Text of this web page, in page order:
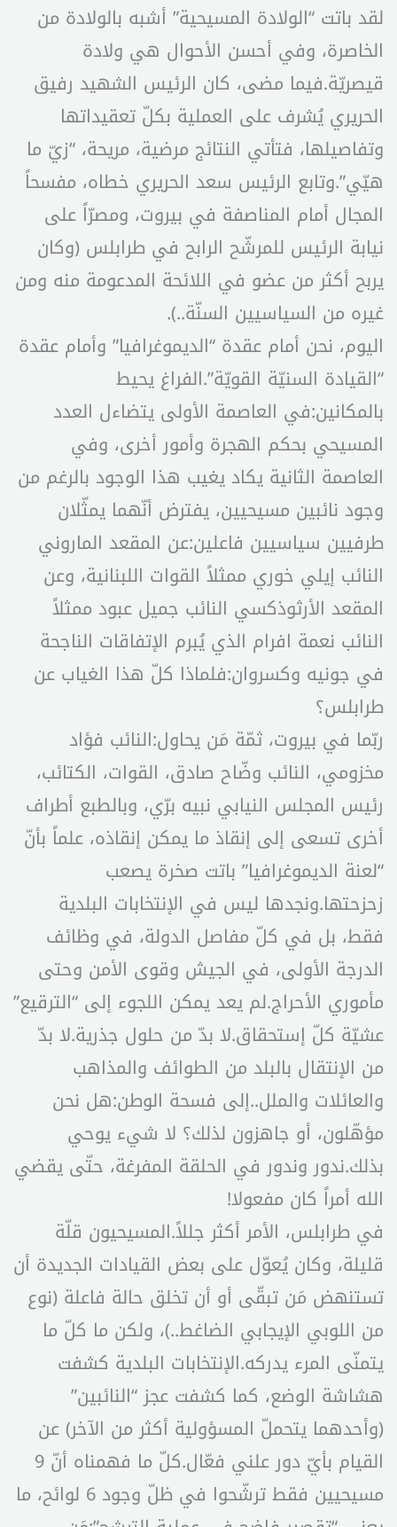
لقد باتت “الولادة المسيحية” أشبه بالولادة من
الخاصرة، وفي أحسن الأحوال هي ولادة
قيصريّة.فيما مضى، كان الرئيس الشهيد رفيق
الحريري يُشرف على العملية بكلّ تعقيداتها
وتفاصيلها، فتأتي النتائج مرضية، مريحة، “زيّ ما
هيّي”.وتابع الرئيس سعد الحريري خطاه، مفسحاً
المجال أمام المناصفة في بيروت، ومصرّاً على
نيابة الرئيس للمرشّح الرابح في طرابلس (وكان
يربح أكثر من عضو في اللائحة المدعومة منه ومن
غيره من السياسيين السنّة..).
اليوم، نحن أمام عقدة “الديموغرافيا” وأمام عقدة
“القيادة السنيّة القويّة”.الفراغ يحيط
بالمكانين:في العاصمة الأولى يتضاءل العدد
المسيحي بحكم الهجرة وأمور أخرى، وفي
العاصمة الثانية يكاد يغيب هذا الوجود بالرغم من
وجود نائبين مسيحيين، يفترض أنّهما يمثّلان
طرفيين سياسيين فاعلين:عن المقعد الماروني
النائب إيلي خوري ممثلاً القوات اللبنانية، وعن
المقعد الأرثوذكسي النائب جميل عبود ممثلاً
النائب نعمة افرام الذي يُبرم الإتفاقات الناجحة
في جونيه وكسروان:فلماذا كلّ هذا الغياب عن
طرابلس؟
ربّما في بيروت، ثمّة مَن يحاول:النائب فؤاد
مخزومي، النائب وضّاح صادق، القوات، الكتائب،
رئيس المجلس النيابي نبيه برّي، وبالطبع أطراف
أخرى تسعى إلى إنقاذ ما يمكن إنقاذه، علماً بأنّ
“لعنة الديموغرافيا” باتت صخرة يصعب
زحزحتها.ونجدها ليس في الإنتخابات البلدية
فقط، بل في كلّ مفاصل الدولة، في وظائف
الدرجة الأولى، في الجيش وقوى الأمن وحتى
مأموري الأحراج.لم يعد يمكن اللجوء إلى “الترقيع”
عشيّة كلّ إستحقاق.لا بدّ من حلول جذرية.لا بدّ
من الإنتقال بالبلد من الطوائف والمذاهب
والعائلات والملل..إلى فسحة الوطن:هل نحن
مؤهّلون، أو جاهزون لذلك؟ لا شيء يوحي
بذلك.ندور وندور في الحلقة المفرغة، حتّى يقضي
الله أمراً كان مفعولا!
في طرابلس، الأمر أكثر جللاً.المسيحيون قلّة
قليلة، وكان يُعوّل على بعض القيادات الجديدة أن
تستنهض مَن تبقّى أو أن تخلق حالة فاعلة (نوع
من اللوبي الإيجابي الضاغط..)، ولكن ما كلّ ما
يتمنّى المرء يدركه.الإنتخابات البلدية كشفت
هشاشة الوضع، كما كشفت عجز “النائبين”
(وأحدهما يتحملّ المسؤولية أكثر من الآخر) عن
القيام بأيّ دور علني فعّال.كلّ ما فهمناه أنّ 9
مسيحيين فقط ترشّحوا في ظلّ وجود 6 لوائح، ما